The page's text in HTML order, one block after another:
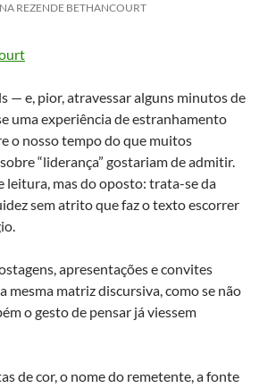
REZENDE BETHANCOURT
— e, pior, atravessar alguns minutos de
uma experiência de estranhamento
o nosso tempo do que muitos
“liderança” gostariam de admitir.
leitura, mas do oposto: trata-se da
sem atrito que faz o texto escorrer
apresentações e convites
mesma matriz discursiva, como se não
o gesto de pensar já viessem
de cor, o nome do remetente, a fonte